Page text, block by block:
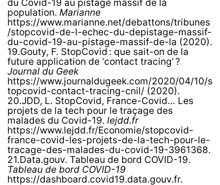
du Covid-19 au pistage massif de la
population. Marianne
https://www.marianne.net/debattons/tribunes
/stopcovid-de-l-echec-du-depistage-massif-
du-covid-19-au-pistage-massif-de-la (2020).
19.Gouty, F. StopCovid : que sait-on de la
future application de ‘contact tracing’ ?
Journal du Geek
https://www.journaldugeek.com/2020/04/10/s
topcovid-contact-tracing-cnil/ (2020).
20.JDD, L. StopCovid, France-Covid… Les
projets de la tech pour le traçage des
malades du Covid-19. lejdd.fr
https://www.lejdd.fr/Economie/stopcovid-
france-covid-les-projets-de-la-tech-pour-le-
tracage-des-malades-du-covid-19-3961368.
21.Data.gouv. Tableau de bord COVID-19.
Tableau de bord COVID-19
https://dashboard.covid19.data.gouv.fr.